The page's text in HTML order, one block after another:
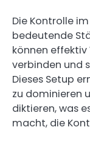
Die Kontrolle
bedeutende
können
verbinden und
Dieses Setup
zu dominieren
diktieren, was
macht, die